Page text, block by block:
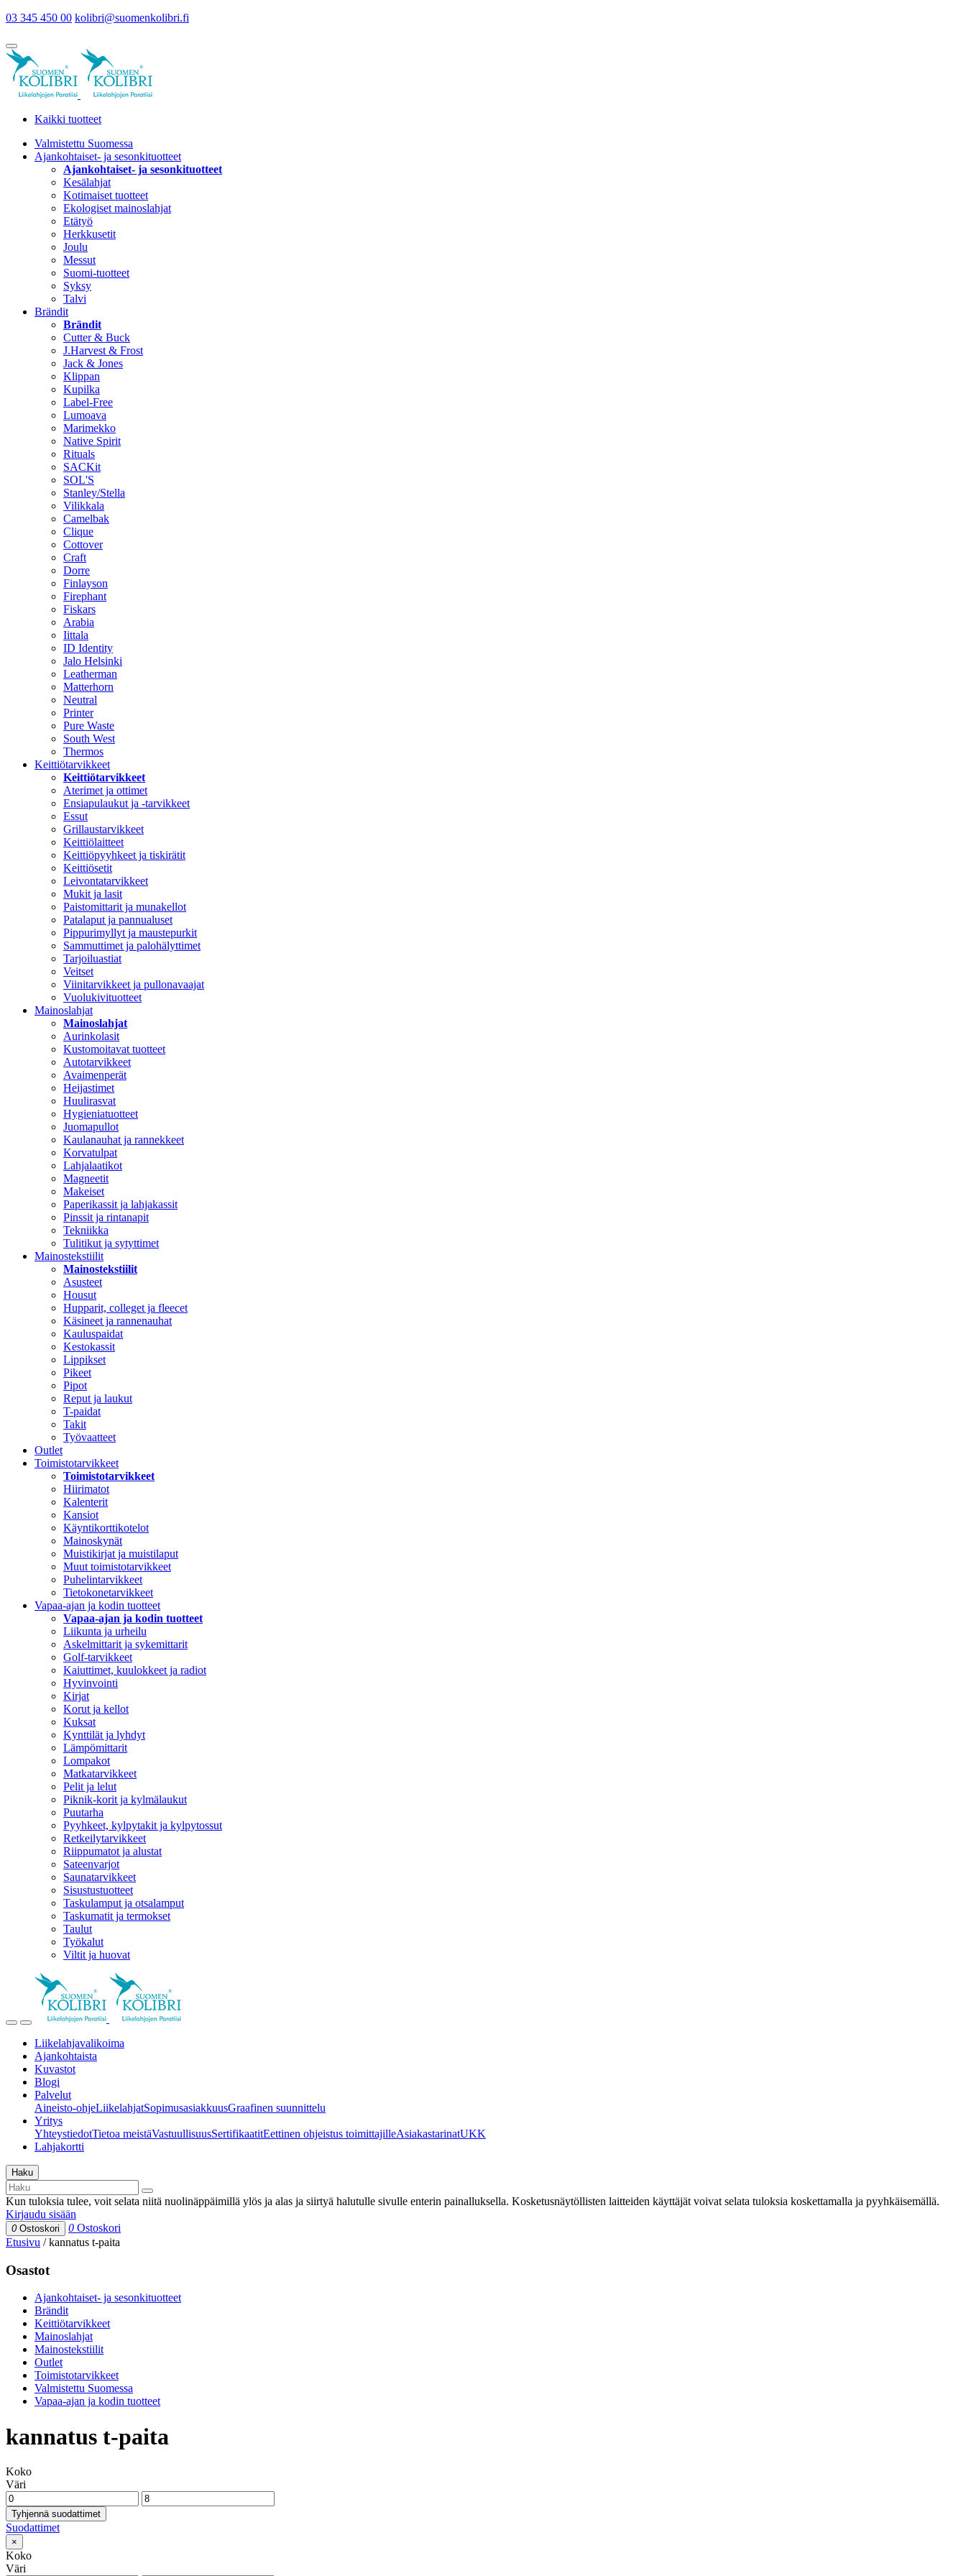
03 345 450 00 kolibri@suomenkolibri.fi
Kaikki tuotteet
Valmistettu Suomessa
Ajankohtaiset- ja sesonkituotteet
Ajankohtaiset- ja sesonkituotteet
Kesälahjat
Kotimaiset tuotteet
Ekologiset mainoslahjat
Etätyö
Herkkusetit
Joulu
Messut
Suomi-tuotteet
Syksy
Talvi
Brändit
Brändit
Cutter & Buck
J.Harvest & Frost
Jack & Jones
Klippan
Kupilka
Label-Free
Lumoava
Marimekko
Native Spirit
Rituals
SACKit
SOL'S
Stanley/Stella
Vilikkala
Camelbak
Clique
Cottover
Craft
Dorre
Finlayson
Firephant
Fiskars
Arabia
Iittala
ID Identity
Jalo Helsinki
Leatherman
Matterhorn
Neutral
Printer
Pure Waste
South West
Thermos
Keittiötarvikkeet
Keittiötarvikkeet
Aterimet ja ottimet
Ensiapulaukut ja -tarvikkeet
Essut
Grillaustarvikkeet
Keittiölaitteet
Keittiöpyyhkeet ja tiskirätit
Keittiösetit
Leivontatarvikkeet
Mukit ja lasit
Paistomittarit ja munakellot
Patalaput ja pannualuset
Pippurimyllyt ja maustepurkit
Sammuttimet ja palohälyttimet
Tarjoiluastiat
Veitset
Viinitarvikkeet ja pullonavaajat
Vuolukivituotteet
Mainoslahjat
Mainoslahjat
Aurinkolasit
Kustomoitavat tuotteet
Autotarvikkeet
Avaimenperät
Heijastimet
Huulirasvat
Hygieniatuotteet
Juomapullot
Kaulanauhat ja rannekkeet
Korvatulpat
Lahjalaatikot
Magneetit
Makeiset
Paperikassit ja lahjakassit
Pinssit ja rintanapit
Tekniikka
Tulitikut ja sytyttimet
Mainostekstiilit
Mainostekstiilit
Asusteet
Housut
Hupparit, colleget ja fleecet
Käsineet ja rannenauhat
Kauluspaidat
Kestokassit
Lippikset
Pikeet
Pipot
Reput ja laukut
T-paidat
Takit
Työvaatteet
Outlet
Toimistotarvikkeet
Toimistotarvikkeet
Hiirimatot
Kalenterit
Kansiot
Käyntikorttikotelot
Mainoskynät
Muistikirjat ja muistilaput
Muut toimistotarvikkeet
Puhelintarvikkeet
Tietokonetarvikkeet
Vapaa-ajan ja kodin tuotteet
Vapaa-ajan ja kodin tuotteet
Liikunta ja urheilu
Askelmittarit ja sykemittarit
Golf-tarvikkeet
Kaiuttimet, kuulokkeet ja radiot
Hyvinvointi
Kirjat
Korut ja kellot
Kuksat
Kynttilät ja lyhdyt
Lämpömittarit
Lompakot
Matkatarvikkeet
Pelit ja lelut
Piknik-korit ja kylmälaukut
Puutarha
Pyyhkeet, kylpytakit ja kylpytossut
Retkeilytarvikkeet
Riippumatot ja alustat
Sateenvarjot
Saunatarvikkeet
Sisustustuotteet
Taskulamput ja otsalamput
Taskumatit ja termokset
Taulut
Työkalut
Viltit ja huovat
Liikelahjavalikoima
Ajankohtaista
Kuvastot
Blogi
Palvelut
Aineisto-ohjeLiikelahjatSopimusasiakkuusGraafinen suunnittelu
Yritys
YhteystiedotTietoa meistäVastuullisuusSertifikaatitEettinen ohjeistus toimittajilleAsiakastarinatUKK
Lahjakortti
Haku
Kun tuloksia tulee, voit selata niitä nuolinäppäimillä ylös ja alas ja siirtyä halutulle sivulle enterin painalluksella. Kosketusnäytöllisten laitteiden käyttäjät voivat selata tuloksia koskettamalla ja pyyhkäisemällä.
Kirjaudu sisään
0 Ostoskori 0 Ostoskori
Etusivu /kannatus t-paita
Osastot
Ajankohtaiset- ja sesonkituotteet
Brändit
Keittiötarvikkeet
Mainoslahjat
Mainostekstiilit
Outlet
Toimistotarvikkeet
Valmistettu Suomessa
Vapaa-ajan ja kodin tuotteet
kannatus t-paita
Koko
Väri
Tyhjennä suodattimet
Suodattimet
×
Koko
Väri